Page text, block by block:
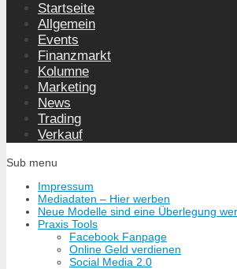
Startseite
Allgemein
Events
Finanzmarkt
Kolumne
Marketing
News
Trading
Verkauf
Sub menu
Impressum
Mediadaten – Hier werben
Neue Modelle sind eine Überlegung
Praxis Tools
Facebook Fanpage
Online Geld verdienen
Social Media 2.0